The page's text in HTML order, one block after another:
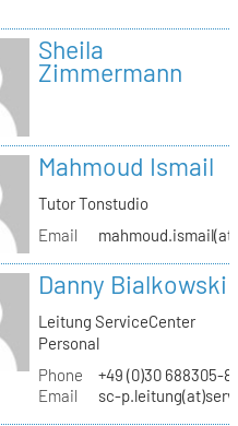
Sheila
Zimmermann
Mahmoud Ismail
Tutor Tonstudio
Email
Danny Bialkowski
Leitung ServiceCenter
Personal
Phone
+49 (0)30 688305-
Email
sc-